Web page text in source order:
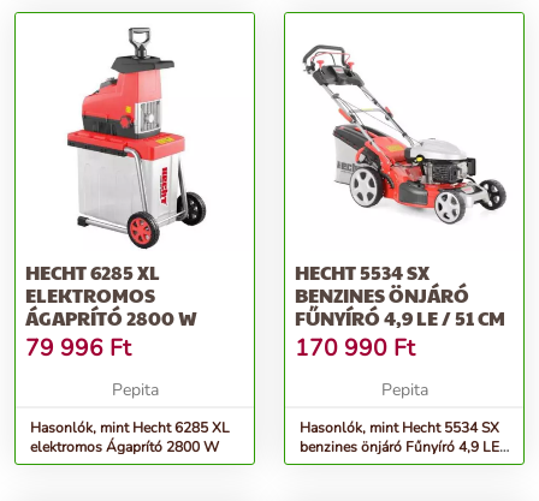
HECHT 6285 XL
ELEKTROMOS
ÁGAPRÍTÓ 2800 W
79 996 Ft
Pepita
Hasonlók, mint Hecht 6285 XL
elektromos Ágaprító 2800 W
HECHT 5534 SX
BENZINES ÖNJÁRÓ
FŰNYÍRÓ 4,9 LE / 51 CM
170 990 Ft
Pepita
Hasonlók, mint Hecht 5534 SX
benzines önjáró Fűnyíró 4,9 LE /
51 cm